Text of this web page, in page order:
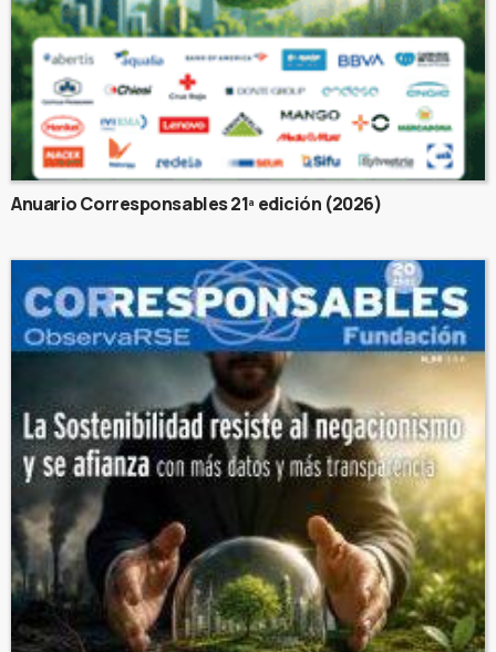
Anuario Corresponsables 21ª edición (2026)